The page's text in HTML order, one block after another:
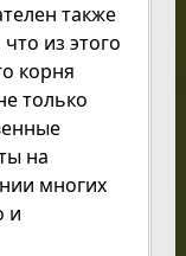
также
из этого
корня
только
на
многих
и